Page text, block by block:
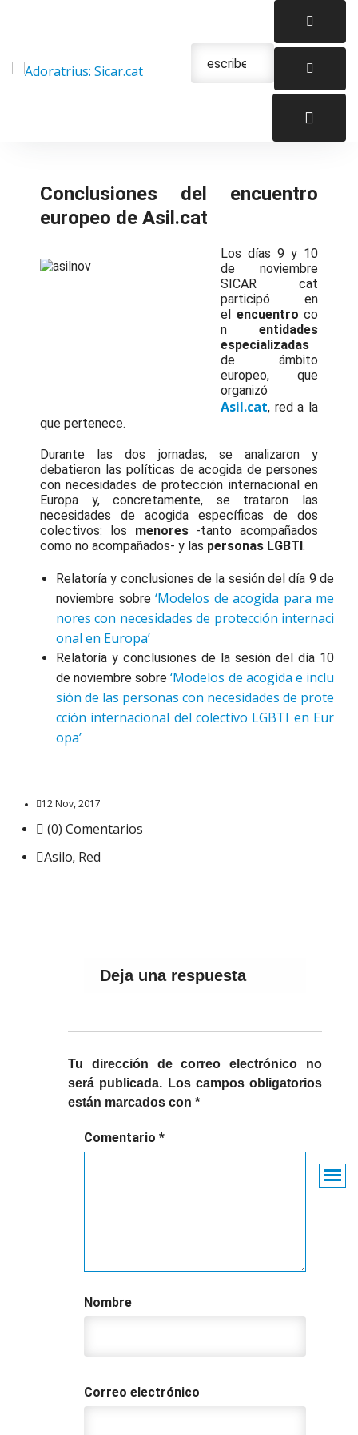
Conclusiones del encuentro
europeo de Asil.cat
Los días 9 y 10
de noviembre
SICAR cat
participó en
el encuentro co
n entidades
especializadas
de ámbito
europeo, que
organizó
Asil.cat, red a la
que pertenece.
Durante las dos jornadas, se analizaron y
debatieron las políticas de acogida de persones
con necesidades de protección internacional en
Europa y, concretamente, se trataron las
necesidades de acogida específicas de dos
colectivos: los menores-tanto acompañados
como no acompañados- y las personas LGBTI.
Relatoría y conclusiones de la sesión del día 9 de
noviembre sobre ‘Modelos de acogida para me
nores con necesidades de protección internaci
onal en Europa’
Relatoría y conclusiones de la sesión del día 10
de noviembre sobre‘Modelos de acogida e inclu
sión de las personas con necesidades de prote
cción internacional del colectivo LGBTI en Eur
opa’
12 Nov, 2017
(0) Comentarios
Asilo, Red
Deja una respuesta
Tu dirección de correo electrónico no
será publicada. Los campos obligatorios
están marcados con *
Comentario *
Nombre
Correo electrónico